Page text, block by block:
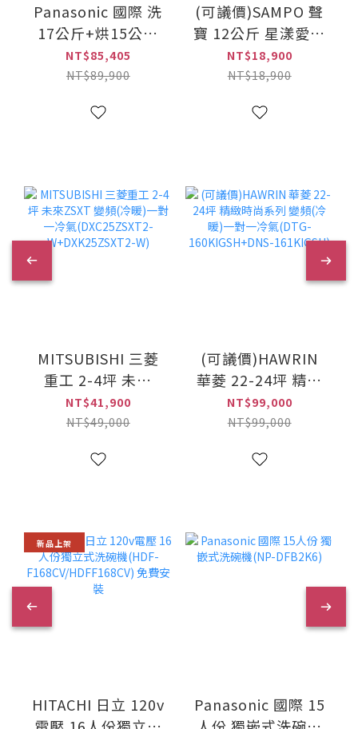
Panasonic 國際 洗
17公斤+烘15公斤
熱泵除濕式 AI智慧
雙控 洗烘衣機堆疊
NT$85,405
NT$89,900
(可議價)SAMPO 聲
寶 12公斤 星漾愛情
洗劑智慧投入 變頻
直立式洗衣機(ES-
NT$18,900
NT$18,900
MITSUBISHI 三菱
重工 2-4坪 未來
ZSXT 變頻(冷暖)一
對一冷氣
W+DXK25ZSXT2-
NT$41,900
NT$49,000
(可議價)HAWRIN
華菱 22-24坪 精緻
時尚系列 變頻(冷
暖)一對一冷氣
160KIGSH+DNS-
NT$99,000
NT$99,000
新品上架
HITACHI 日立 120v
Panasonic 國際 15